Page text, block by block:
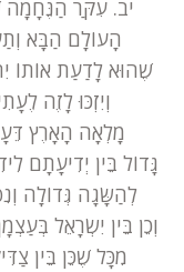
יב. עִקַּר הַנֶּחָמָה
הָעוֹלָם הַבָּא
שֶׁהוּא לָדַעַת אוֹתוֹ
וְיִזְכּוּ לָזֶה
מָלְאָה הָאָרֶץ
גָּדוֹל בֵּין יְדִיעָתָם
לְהַשָּׂגָה גְּדוֹלָה
וְכֵן בֵּין יִשְׂרָאֵל
מִכָּל שֶׁכֵּן בֵּין